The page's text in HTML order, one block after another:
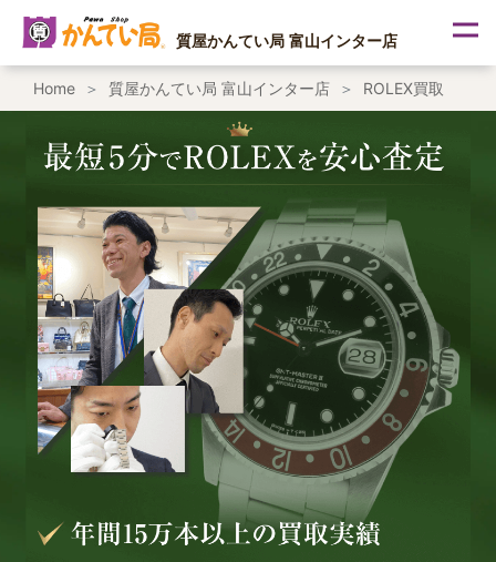
ス
ッ
質屋かんてい局 富山インター店
Home 質屋かんてい局 富山インター店 ROLEX買取